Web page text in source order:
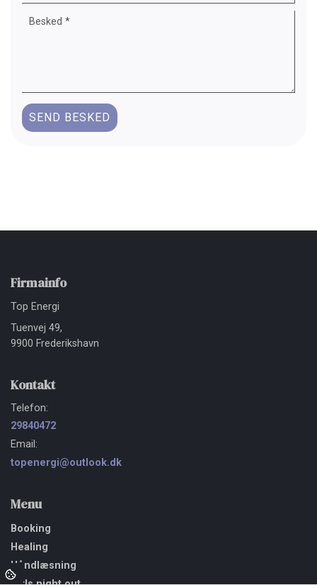
Firmainfo
Top Energi
Tuenvej 49,
9900 Frederikshavn
Kontakt
Telefon:
29840472
Email:
topenergi@outlook.dk
Menu
Booking
Healing
Håndlæsning